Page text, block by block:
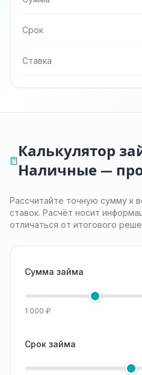
Срок
Ставка
Калькулятор
Наличные —
Рассчитайте точную сумму к
ставок. Расчёт носит
отличаться от итогового
Сумма займа
1 000 ₽
Срок займа